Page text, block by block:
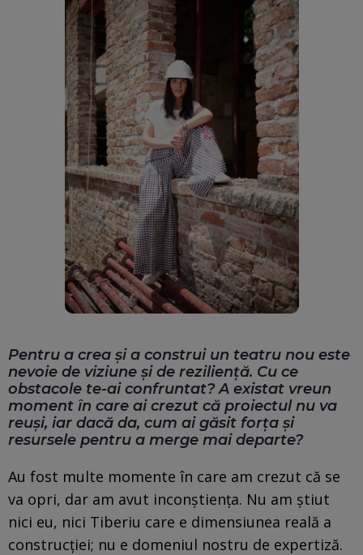
Pentru a crea și a construi un teatru nou este
nevoie de viziune și de reziliență. Cu ce
obstacole te-ai confruntat? A existat vreun
moment în care ai crezut că proiectul nu va
reuși, iar dacă da, cum ai găsit forța și
resursele pentru a merge mai departe?
Au fost multe momente în care am crezut că se
va opri, dar am avut inconștiența. Nu am știut
nici eu, nici Tiberiu care e dimensiunea reală a
construcției; nu e domeniul nostru de expertiză.